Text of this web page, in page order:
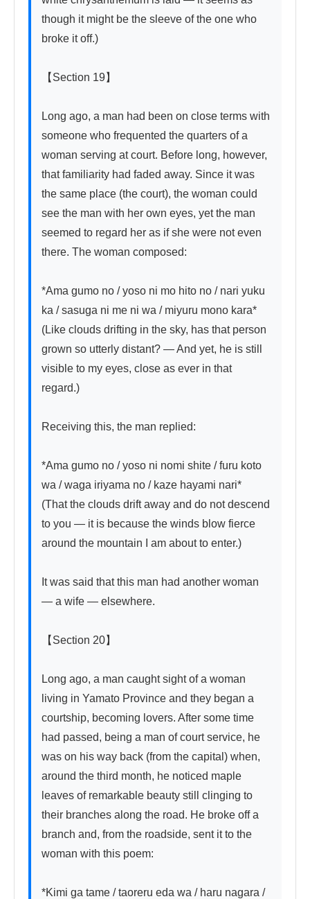
though it might be the sleeve of the one who
broke it off.)
【Section 19】
Long ago, a man had been on close terms with
someone who frequented the quarters of a
woman serving at court. Before long, however,
that familiarity had faded away. Since it was
the same place (the court), the woman could
see the man with her own eyes, yet the man
seemed to regard her as if she were not even
there. The woman composed:
*Ama gumo no / yoso ni mo hito no / nari yuku
ka / sasuga ni me ni wa / miyuru mono kara*
(Like clouds drifting in the sky, has that person
grown so utterly distant? — And yet, he is still
visible to my eyes, close as ever in that
regard.)
Receiving this, the man replied:
*Ama gumo no / yoso ni nomi shite / furu koto
wa / waga iriyama no / kaze hayami nari*
(That the clouds drift away and do not descend
to you — it is because the winds blow fierce
around the mountain I am about to enter.)
It was said that this man had another woman
— a wife — elsewhere.
【Section 20】
Long ago, a man caught sight of a woman
living in Yamato Province and they began a
courtship, becoming lovers. After some time
had passed, being a man of court service, he
was on his way back (from the capital) when,
around the third month, he noticed maple
leaves of remarkable beauty still clinging to
their branches along the road. He broke off a
branch and, from the roadside, sent it to the
woman with this poem:
*Kimi ga tame / taoreru eda wa / haru nagara /